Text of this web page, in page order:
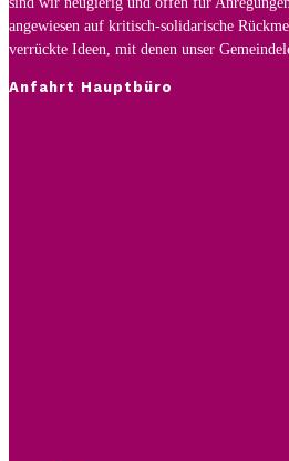
angewiesen auf kritisch-solidarische
verrückte Ideen, mit denen unser
Anfahrt Hauptbüro